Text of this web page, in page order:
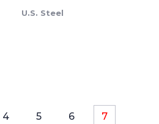
U.S. Steel
4 5 6 7